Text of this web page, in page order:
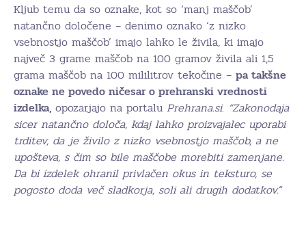
Kljub temu da so oznake, kot so ‘manj maščob’
natančno določene – denimo oznako ‘z nizko
vsebnostjo maščob’ imajo lahko le živila, ki imajo
največ 3 grame maščob na 100 gramov živila ali 1,5
grama maščob na 100 mililitrov tekočine – pa takšne
oznake ne povedo ničesar o prehranski vrednosti
izdelka, opozarjajo na portalu Prehrana.si. “Zakonodaja
sicer natančno določa, kdaj lahko proizvajalec uporabi
trditev, da je živilo z nizko vsebnostjo maščob, a ne
upošteva, s čim so bile maščobe morebiti zamenjane.
Da bi izdelek ohranil privlačen okus in teksturo, se
pogosto doda več sladkorja, soli ali drugih dodatkov.“